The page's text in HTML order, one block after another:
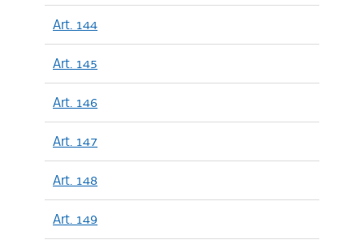
Art. 144
Art. 145
Art. 146
Art. 147
Art. 148
Art. 149